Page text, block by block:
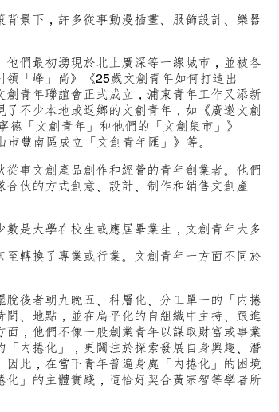
景下，許多從事動漫插畫、服飾設計、樂器
們最初湧現於北上廣深等一線城市，並被各
「峰」尚》《25歲文創青年如何打造出
創青年聯誼會正式成立，浦東青年工作又添新
不少本地或返鄉的文創青年，如《廣邀文創
「文創青年」和他們的「文創集市」》
豐南區成立「文創青年匯」》等。
從事文創產品創作和經營的青年創業者。他們
伙的方式創意、設計、制作和銷售文創產
是大學在校生或應屆畢業生，文創青年大多
轉換了專業或行業。文創青年一方面不同於
後者朝九晚五、科層化、分工單一的「内捲
、地點，並在扁平化的自組織中主持、跟進
，他們不像一般創業青年以謀取財富或事業
内捲化」，更關注於探索發展自身興趣、潛
此，在當下青年普遍身處「内捲化」的困境
」的主體實踐，這恰好契合黃宗智等學者所